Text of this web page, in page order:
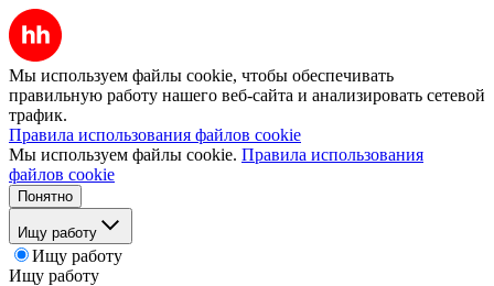
Мы используем файлы cookie, чтобы обеспечивать
правильную работу нашего веб-сайта и анализировать сетевой
трафик.
Правила использования файлов cookie
Мы используем файлы cookie. Правила использования
файлов cookie
Понятно
Ищу работу
Ищу работу
Ищу работу